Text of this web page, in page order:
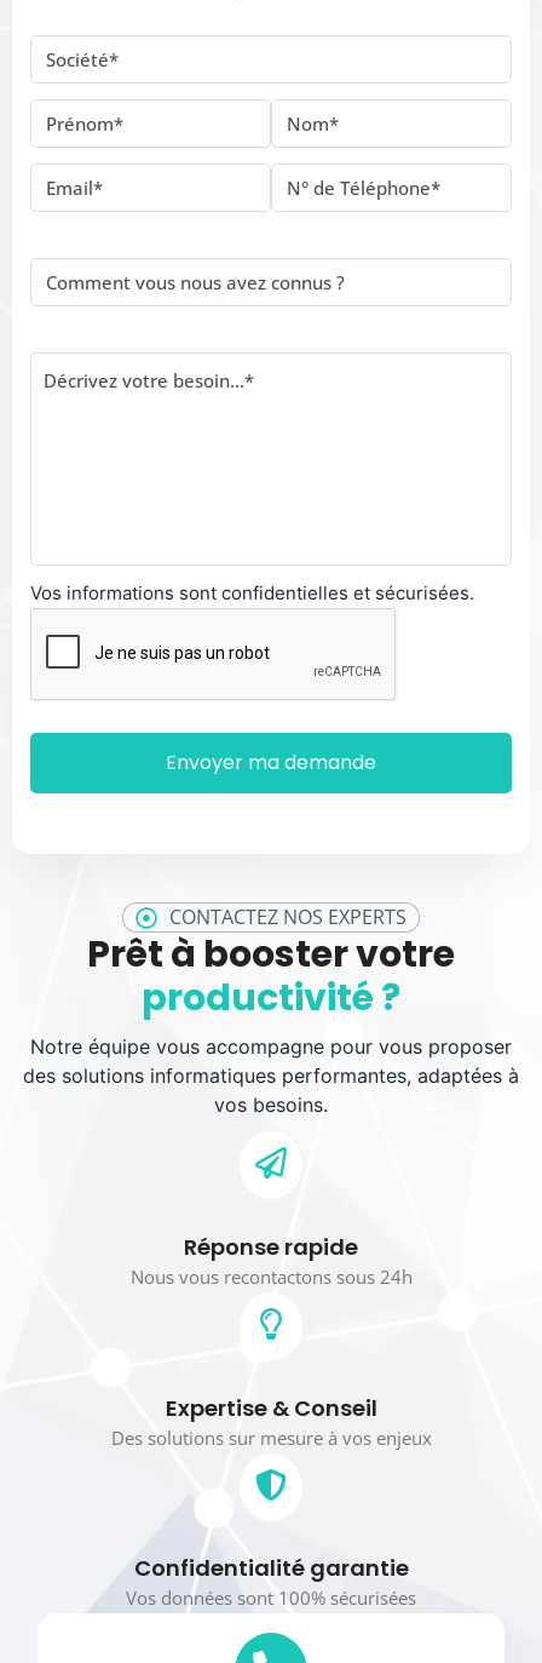
CONTACTEZ NOS EXPERTS
Prêt à booster votre
productivité ?
Notre équipe vous accompagne pour vous proposer
des solutions informatiques performantes, adaptées à
vos besoins.
Réponse rapide
Nous vous recontactons sous 24h
Expertise & Conseil
Des solutions sur mesure à vos enjeux
Confidentialité garantie
Vos données sont 100% sécurisées
Vos informations sont confidentielles et sécurisées.